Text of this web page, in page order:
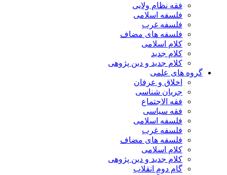
فقه نظام ولایی
فلسفه اسلامی
فلسفه غرب
فلسفه های مضاف
کلام اسلامی
کلام جدید
کلام جدید و دین پژوهی
گروه های علمی
اخلاق و عرفان
جریان شناسی
فقه الاجتماع
فقه سیاسی
فلسفه اسلامی
فلسفه غرب
فلسفه های مضاف
کلام اسلامی
کلام جدید و دین پژوهی
گام دوم انقلاب